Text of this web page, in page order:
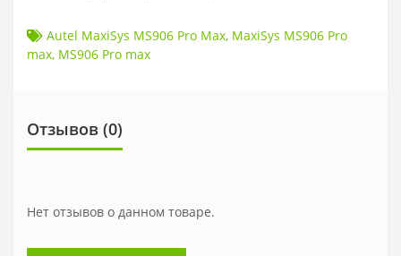
Autel MaxiSys MS906 Pro Max, MaxiSys MS906 Pro
max, MS906 Pro max
Отзывов (0)
Нет отзывов о данном товаре.